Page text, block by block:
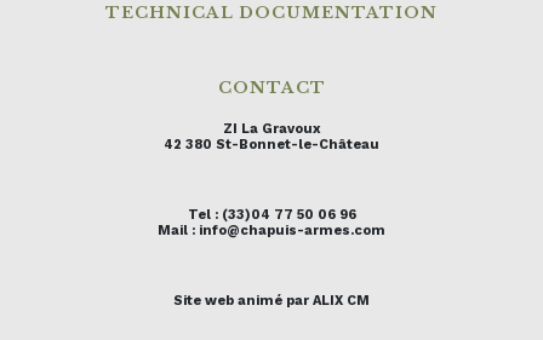
TECHNICAL DOCUMENTATION
CONTACT
ZI La Gravoux
42 380 St-Bonnet-le-Château
Tel : (33)04 77 50 06 96
Mail : info@chapuis-armes.com
Site web animé par ALIX CM